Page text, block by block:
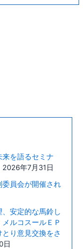
を語るセミナ
2026年7月31日
員会が開催され
安定的な馬鈴し
ルコスールＥＰ
り意見交換をさ
日